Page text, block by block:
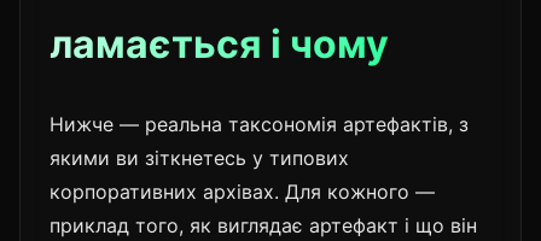
ламається і чому
Нижче — реальна таксономія артефактів, з
якими ви зіткнетесь у типових
корпоративних архівах. Для кожного —
приклад того, як виглядає артефакт і що він